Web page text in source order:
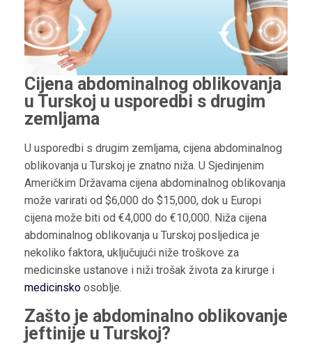
Cijena abdominalnog oblikovanja
u Turskoj u usporedbi s drugim
zemljama
U usporedbi s drugim zemljama, cijena abdominalnog
oblikovanja u Turskoj je znatno niža. U Sjedinjenim
Američkim Državama cijena abdominalnog oblikovanja
može varirati od $6,000 do $15,000, dok u Europi
cijena može biti od €4,000 do €10,000. Niža cijena
abdominalnog oblikovanja u Turskoj posljedica je
nekoliko faktora, uključujući niže troškove za
medicinske ustanove i niži trošak života za kirurge i
medicinskoosoblje.
Zašto je abdominalno oblikovanje
jeftinije u Turskoj?